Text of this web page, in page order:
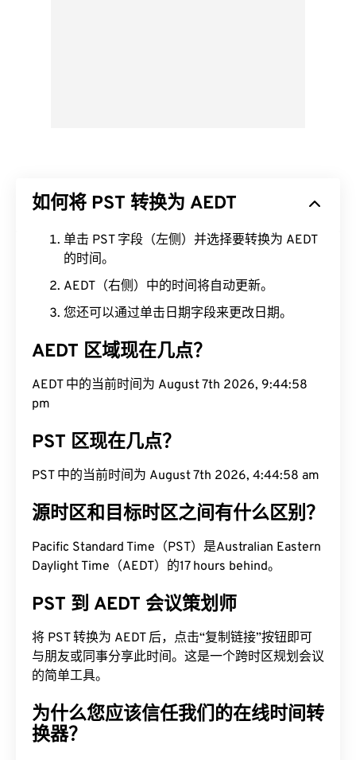
如何将 PST 转换为 AEDT
单击 PST 字段（左侧）并选择要转换为 AEDT
的时间。
AEDT（右侧）中的时间将自动更新。
您还可以通过单击日期字段来更改日期。
AEDT 区域现在几点？
AEDT 中的当前时间为 August 7th 2026, 9:44:59
pm
PST 区现在几点？
PST 中的当前时间为 August 7th 2026, 4:44:59 am
源时区和目标时区之间有什么区别？
Pacific Standard Time（PST）是Australian Eastern
Daylight Time（AEDT）的17 hours behind。
PST 到 AEDT 会议策划师
将 PST 转换为 AEDT 后，点击“复制链接”按钮即可
与朋友或同事分享此时间。这是一个跨时区规划会议
的简单工具。
为什么您应该信任我们的在线时间转
换器？